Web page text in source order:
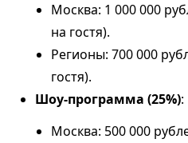
Москва: 1 000 000
на гостя).
Регионы: 700 000
гостя).
Шоу-программа (25%):
Москва: 500 000